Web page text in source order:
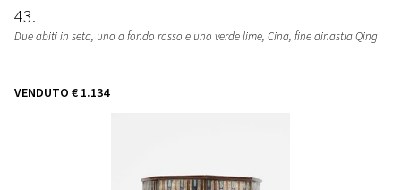
43
Due abiti in seta, uno a fondo rosso e uno verde lime, Cina, fine dinastia Qing
VENDUTO € 1.134